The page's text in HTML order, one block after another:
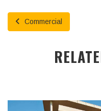
Commercial